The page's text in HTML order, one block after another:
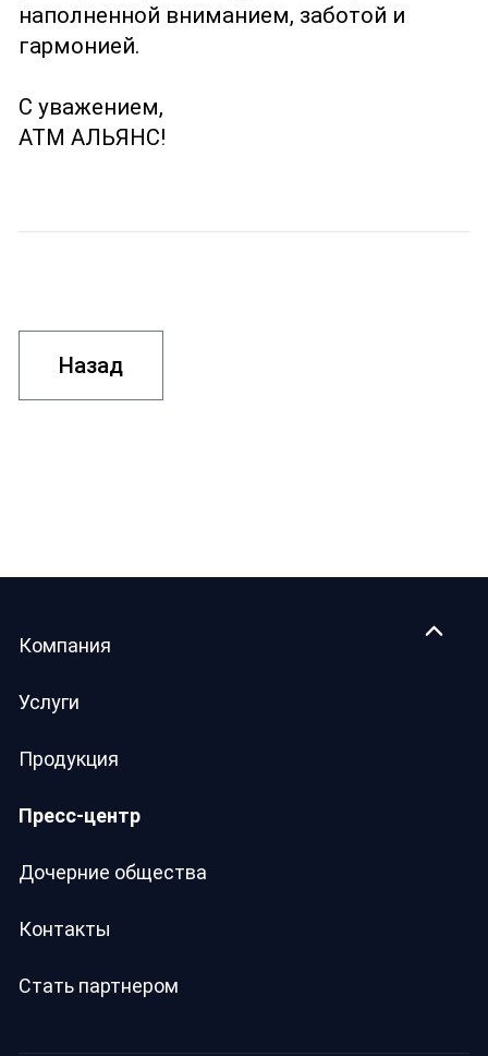
наполненной вниманием, заботой и
гармонией.
С уважением,
АТМ АЛЬЯНС!
Назад
Компания
Услуги
Продукция
Пресс-центр
Дочерние общества
Контакты
Стать партнером